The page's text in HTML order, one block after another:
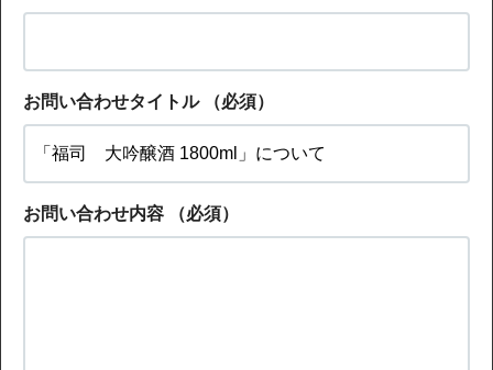
お問い合わせタイトル （必須）
お問い合わせ内容 （必須）